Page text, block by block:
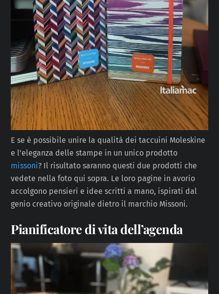
E se è possibile unire la qualità dei taccuini Moleskine
e l’eleganza delle stampe in un unico prodotto
missoni? Il risultato saranno questi due prodotti che
vedete nella foto qui sopra. Le loro pagine in avorio
accolgono pensieri e idee scritti a mano, ispirati dal
genio creativo originale dietro il marchio Missoni.
Pianificatore di vita dell’agenda